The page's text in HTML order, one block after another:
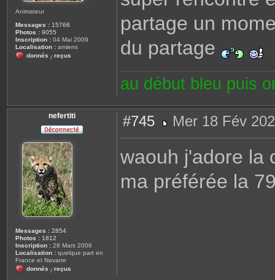
Animateur
Messages : 15766
Photos : 9055
Inscription : 04 Mai 2009
Localisation : amiens
donnés / reçus
partage un
du partage
au début bleu puis
nefertiti
Messages : 2854
Photos : 1812
Inscription : 28 Mars 2006
Localisation : quelque part en
France et Navarre
donnés / reçus
#745
e
s
a
Mer 18 Fév
waouh j'adore la
ma préférée la